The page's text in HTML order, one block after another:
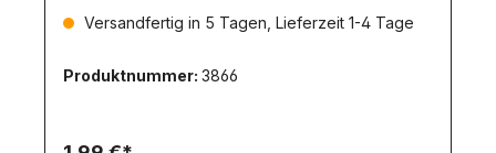
Versandfertig in 5 Tagen, Lieferzeit 1-4 Tage
Produktnummer: 3866